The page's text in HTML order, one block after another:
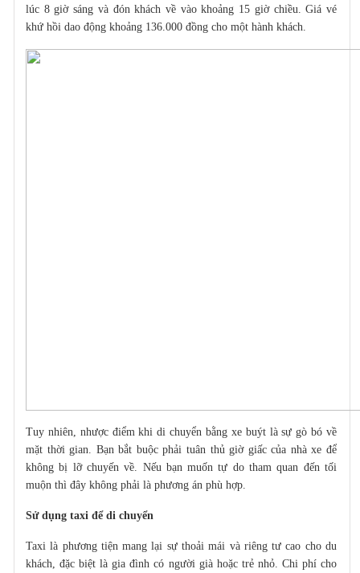
lúc 8 giờ sáng và đón khách về vào khoảng 15 giờ chiều. Giá vé
khứ hồi dao động khoảng 136.000 đồng cho một hành khách.
Tuy nhiên, nhược điểm khidi chuyểnbằng xe buýt là sự gò bó về
mặt thời gian. Bạn bắt buộc phải tuân thủ giờ giấc của nhà xe để
không bị lỡ chuyến về. Nếu bạn muốn tự do tham quan đến tối
muộn thì đây không phải là phương án phù hợp.
Sử dụng taxi để di chuyển
Taxi là phương tiện mang lại sự thoải mái và riêng tư cao cho du
khách, đặc biệt là gia đình có người già hoặc trẻ nhỏ. Chi phí cho